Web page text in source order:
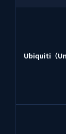
Ubiquiti（